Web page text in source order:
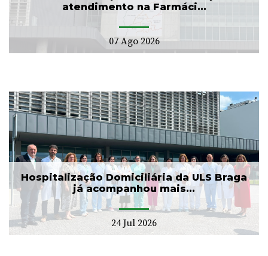
atendimento na Farmáci...
07 Ago 2026
Hospitalização Domiciliária da ULS Braga
já acompanhou mais...
24 Jul 2026